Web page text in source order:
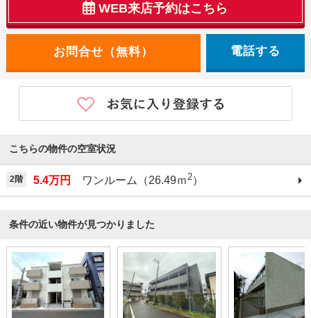
WEB来店予約はこちら
電話する
こちらの物件の空室状況
2階 5.4万円 ワンルーム（26.49ｍ2）
条件の近い物件が見つかりました